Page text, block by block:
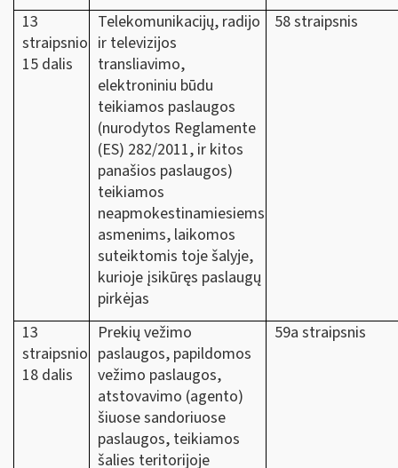
13
straipsnio
15 dalis
Telekomunikacijų, radijo
ir televizijos
transliavimo,
elektroniniu būdu
teikiamos paslaugos
(nurodytos Reglamente
(ES) 282/2011, ir kitos
panašios paslaugos)
teikiamos
neapmokestinamiesiems
asmenims, laikomos
suteiktomis toje šalyje,
kurioje įsikūręs paslaugų
pirkėjas
58 straipsnis
13
straipsnio
18 dalis
Prekių vežimo
paslaugos, papildomos
vežimo paslaugos,
atstovavimo (agento)
šiuose sandoriuose
paslaugos, teikiamos
šalies teritorijoje
59a straipsnis